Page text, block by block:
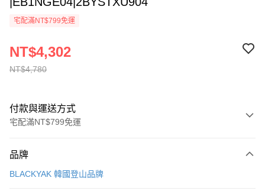
宅配滿NT$799免運
NT$4,780
NT$4,302
付款與運送方式
宅配滿NT$799免運
信用卡一次付款
品牌
BLACKYAK 韓國登山品牌